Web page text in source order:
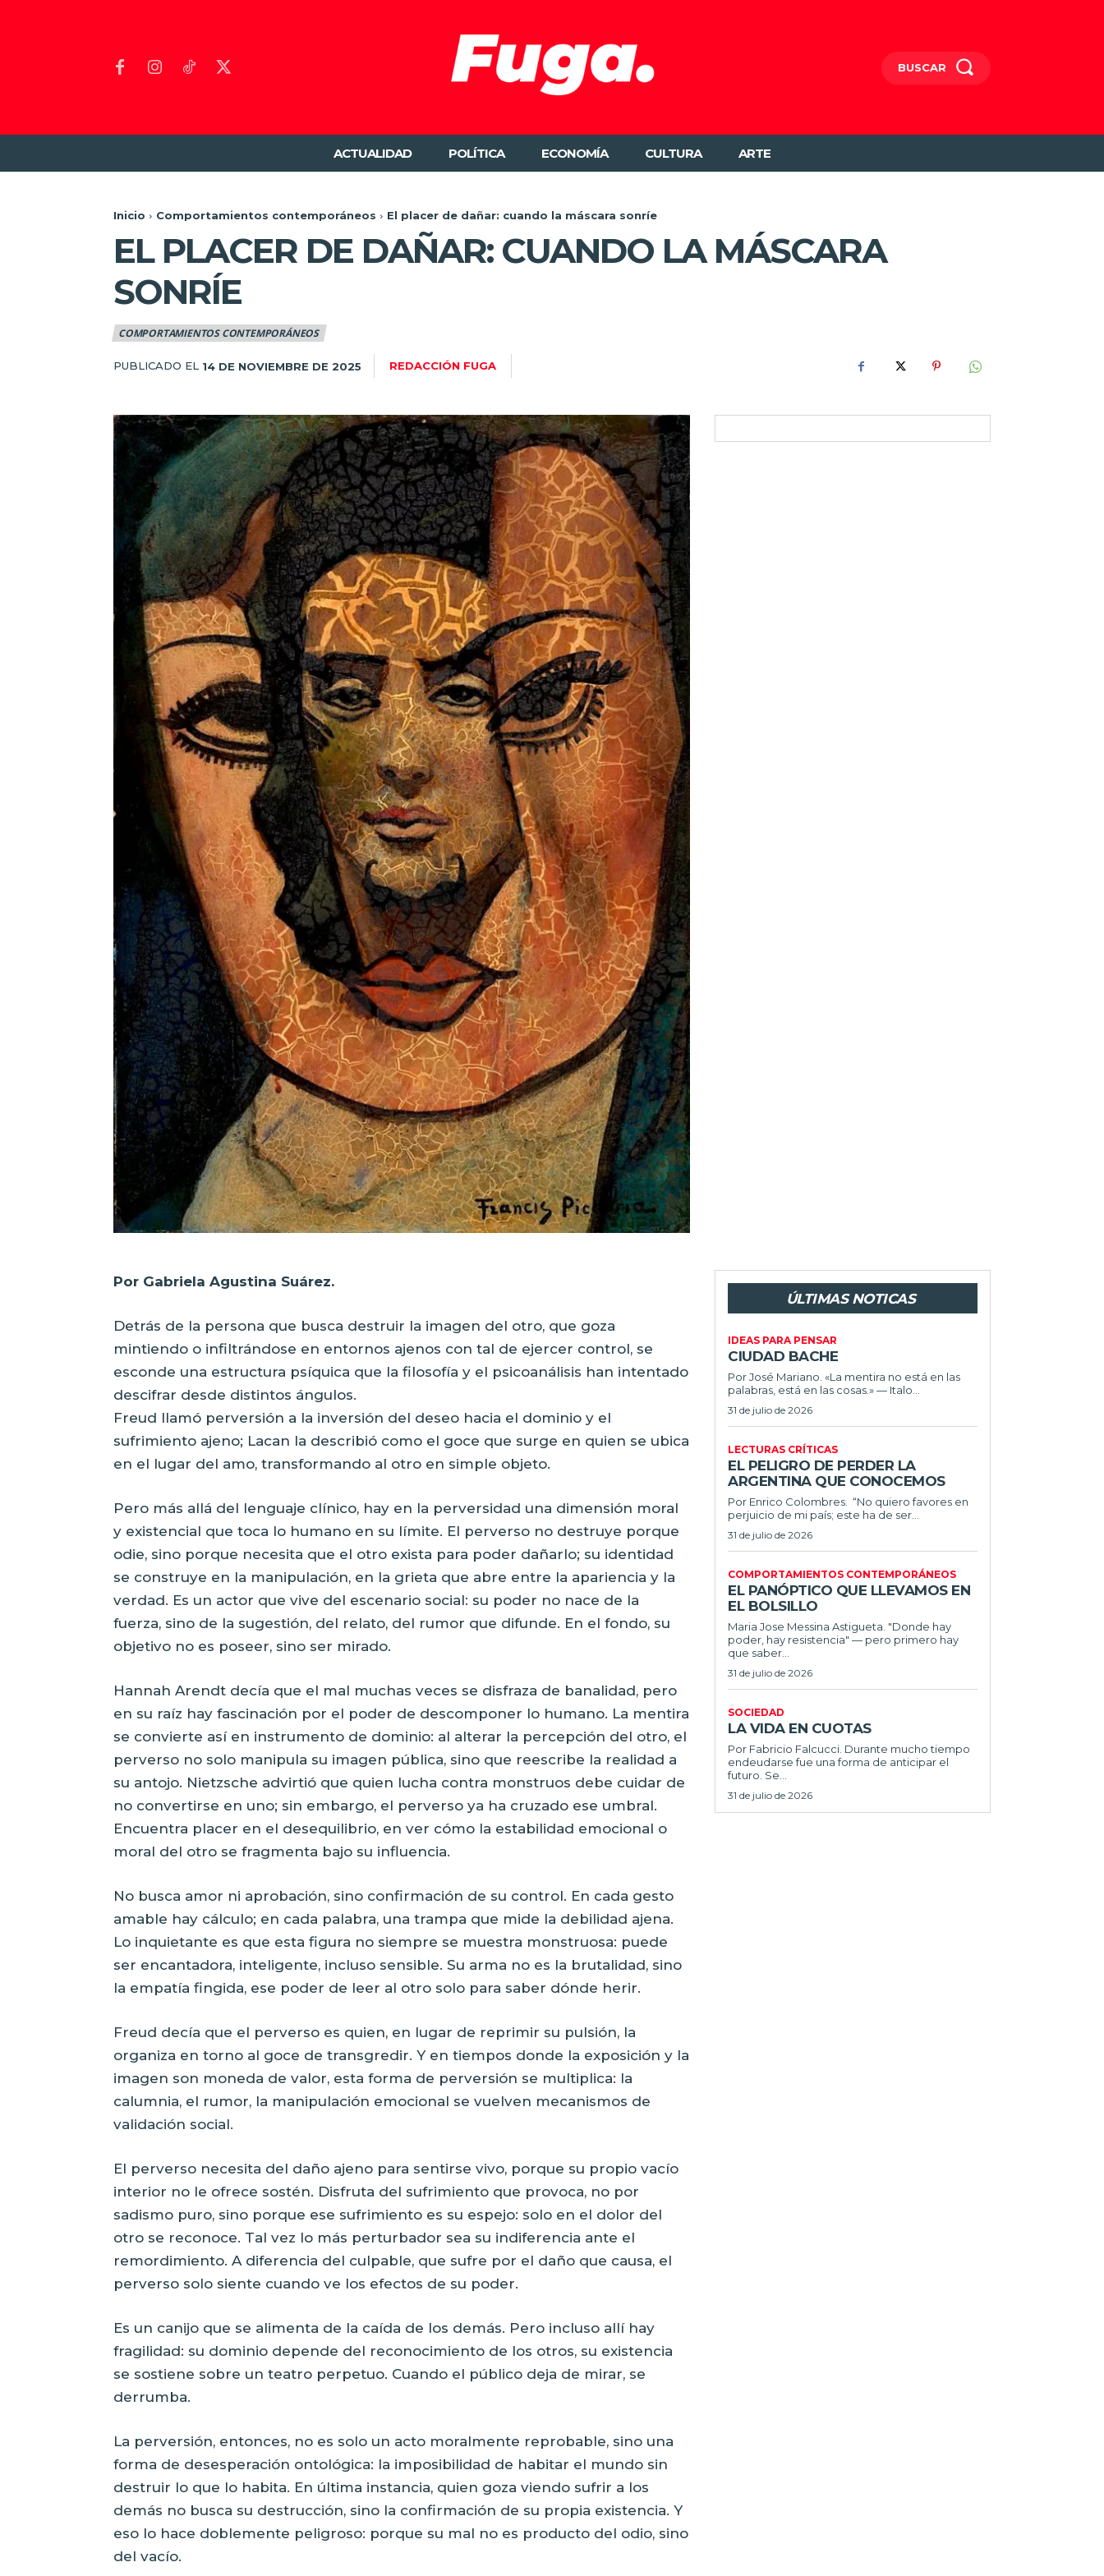
BUSCAR
ACTUALIDAD POLÍTICA ECONOMÍA CULTURA ARTE
Inicio Comportamientos contemporáneos El placer de dañar: cuando la máscara sonríe
EL PLACER DE DAÑAR: CUANDO LA MÁSCARA
SONRÍE
COMPORTAMIENTOS CONTEMPORÁNEOS
PUBLICADO EL 14 DE NOVIEMBRE DE 2025 REDACCIÓN FUGA
Por Gabriela Agustina Suárez.
Detrás de la persona que busca destruir la imagen del otro, que goza
mintiendo o infiltrándose en entornos ajenos con tal de ejercer control, se
esconde una estructura psíquica que la filosofía y el psicoanálisis han intentado
descifrar desde distintos ángulos.
Freud llamó perversión a la inversión del deseo hacia el dominio y el
sufrimiento ajeno; Lacan la describió como el goce que surge en quien se ubica
en el lugar del amo, transformando al otro en simple objeto.
Pero más allá del lenguaje clínico, hay en la perversidad una dimensión moral
y existencial que toca lo humano en su límite. El perverso no destruye porque
odie, sino porque necesita que el otro exista para poder dañarlo; su identidad
se construye en la manipulación, en la grieta que abre entre la apariencia y la
verdad. Es un actor que vive del escenario social: su poder no nace de la
fuerza, sino de la sugestión, del relato, del rumor que difunde. En el fondo, su
objetivo no es poseer, sino ser mirado.
Hannah Arendt decía que el mal muchas veces se disfraza de banalidad, pero
en su raíz hay fascinación por el poder de descomponer lo humano. La mentira
se convierte así en instrumento de dominio: al alterar la percepción del otro, el
perverso no solo manipula su imagen pública, sino que reescribe la realidad a
su antojo. Nietzsche advirtió que quien lucha contra monstruos debe cuidar de
no convertirse en uno; sin embargo, el perverso ya ha cruzado ese umbral.
Encuentra placer en el desequilibrio, en ver cómo la estabilidad emocional o
moral del otro se fragmenta bajo su influencia.
No busca amor ni aprobación, sino confirmación de su control. En cada gesto
amable hay cálculo; en cada palabra, una trampa que mide la debilidad ajena.
Lo inquietante es que esta figura no siempre se muestra monstruosa: puede
ser encantadora, inteligente, incluso sensible. Su arma no es la brutalidad, sino
la empatía fingida, ese poder de leer al otro solo para saber dónde herir.
Freud decía que el perverso es quien, en lugar de reprimir su pulsión, la
organiza en torno al goce de transgredir. Y en tiempos donde la exposición y la
imagen son moneda de valor, esta forma de perversión se multiplica: la
calumnia, el rumor, la manipulación emocional se vuelven mecanismos de
validación social.
El perverso necesita del daño ajeno para sentirse vivo, porque su propio vacío
interior no le ofrece sostén. Disfruta del sufrimiento que provoca, no por
sadismo puro, sino porque ese sufrimiento es su espejo: solo en el dolor del
otro se reconoce. Tal vez lo más perturbador sea su indiferencia ante el
remordimiento. A diferencia del culpable, que sufre por el daño que causa, el
perverso solo siente cuando ve los efectos de su poder.
Es un canijo que se alimenta de la caída de los demás. Pero incluso allí hay
fragilidad: su dominio depende del reconocimiento de los otros, su existencia
se sostiene sobre un teatro perpetuo. Cuando el público deja de mirar, se
derrumba.
La perversión, entonces, no es solo un acto moralmente reprobable, sino una
forma de desesperación ontológica: la imposibilidad de habitar el mundo sin
destruir lo que lo habita. En última instancia, quien goza viendo sufrir a los
demás no busca su destrucción, sino la confirmación de su propia existencia. Y
eso lo hace doblemente peligroso: porque su mal no es producto del odio, sino
del vacío.
ÚLTIMAS NOTICAS
IDEAS PARA PENSAR
CIUDAD BACHE
Por José Mariano. «La mentira no está en las
palabras, está en las cosas.» — Italo...
31 de julio de 2026
LECTURAS CRÍTICAS
EL PELIGRO DE PERDER LA
ARGENTINA QUE CONOCEMOS
Por Enrico Colombres. “No quiero favores en
perjuicio de mi país; este ha de ser...
31 de julio de 2026
COMPORTAMIENTOS CONTEMPORÁNEOS
EL PANÓPTICO QUE LLEVAMOS EN
EL BOLSILLO
Maria Jose Messina Astigueta. "Donde hay
poder, hay resistencia" — pero primero hay
que saber...
31 de julio de 2026
SOCIEDAD
LA VIDA EN CUOTAS
Por Fabricio Falcucci. Durante mucho tiempo
endeudarse fue una forma de anticipar el
futuro. Se...
31 de julio de 2026